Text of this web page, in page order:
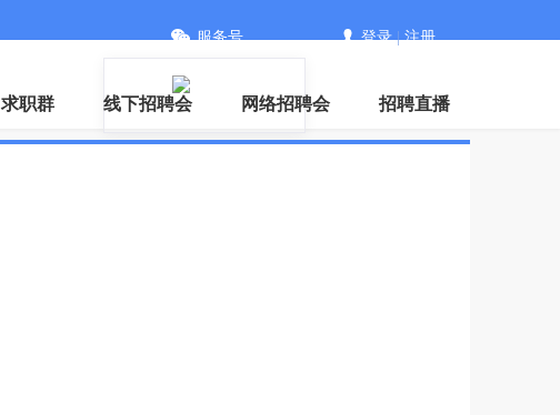
微信
服务号 登录|注册
求职群 线下招聘会 网络招聘会 招聘直播